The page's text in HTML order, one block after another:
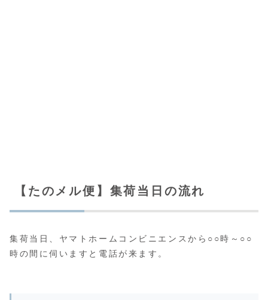
【たのメル便】集荷当日の流れ
集荷当日、ヤマトホームコンビニエンスから○○時～○○
時の間に伺いますと電話が来ます。